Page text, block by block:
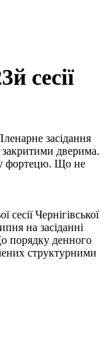
сесії
засідання
закритими дверима.
фортецю. Що не
Чернігівської
на засіданні
порядку денного
структурними